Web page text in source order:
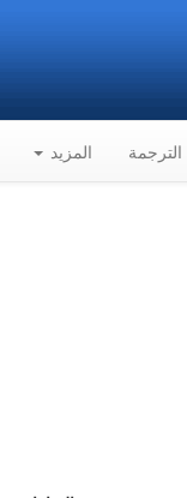
الترجمة المزيد